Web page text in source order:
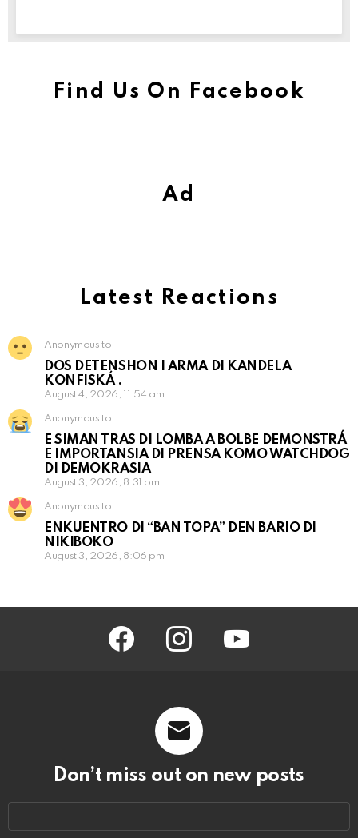
Find Us On Facebook
Ad
Latest Reactions
Anonymous to
DOS DETENSHON I ARMA DI KANDELA
KONFISKÁ .
August 4, 2026, 11:54 am
Anonymous to
E SIMAN TRAS DI LOMBA A BOLBE DEMONSTRÁ
E IMPORTANSIA DI PRENSA KOMO WATCHDOG
DI DEMOKRASIA
August 3, 2026, 8:31 pm
Anonymous to
ENKUENTRO DI “BAN TOPA” DEN BARIO DI
NIKIBOKO
August 3, 2026, 8:06 pm
facebook instagram
Don’t miss out on new posts